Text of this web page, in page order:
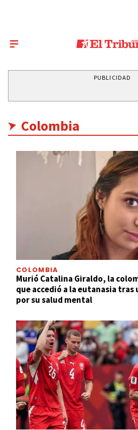
PUBLICIDAD
Colombia
COLOMBIA
Murió Catalina Giraldo, la
que accedió a la eutanasia tras
por su salud mental